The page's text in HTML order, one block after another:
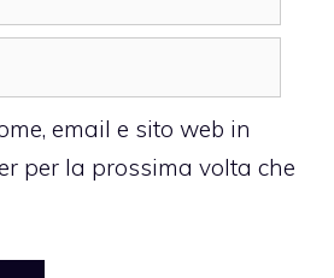
email e sito web in
per la prossima volta che